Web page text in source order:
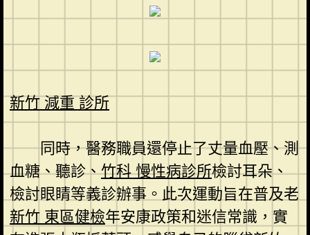
新竹 減重 診所
同時，醫務職員還停止了丈量血壓、測
血糖、聽診、竹科 慢性病診所檢討耳朵、
檢討眼睛等義診辦事。此次運動旨在普及老
新竹 東區健檢年安康政策和迷信常識，實